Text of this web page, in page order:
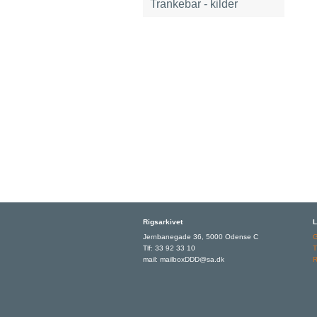
Trankebar - kilder
Rigsarkivet
Jernbanegade 36, 5000 Odense C
Tlf: 33 92 33 10
mail: mailboxDDD@sa.dk